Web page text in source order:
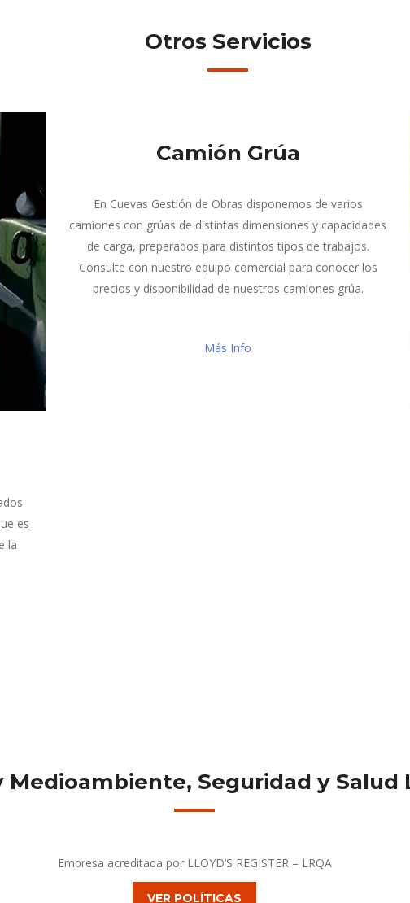
Otros Servicios
Camión Grúa
En Cuevas Gestión de Obras disponemos de varios
camiones con grúas de distintas dimensiones y capacidades
de carga, preparados para distintos tipos de trabajos.
Consulte con nuestro equipo comercial para conocer los
precios y disponibilidad de nuestros camiones grúa.
Más Info
es
la
Medioambiente, Seguridad y Salud
Empresa acreditada por LLOYD’S REGISTER – LRQA
VER POLÍTICAS